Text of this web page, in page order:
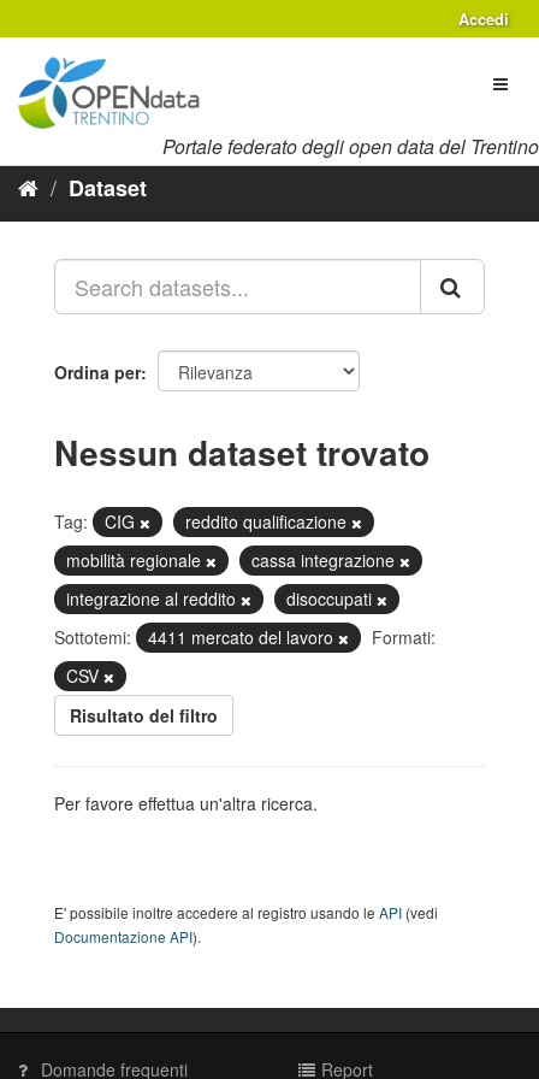
al
contenuto
Accedi
Portale federato degli open data del Trentino
Dataset
Ordina per
Nessun dataset trovato
Tag: CIG
reddito qualificazione
mobilità regionale
cassa integrazione
integrazione al reddito
disoccupati
Sottotemi:
4411 mercato del lavoro
Formati:
CSV
Risultato del filtro
Per favore effettua un'altra ricerca.
E' possibile inoltre accedere al registro usando le API (vedi
Documentazione API).
Domande frequenti Report